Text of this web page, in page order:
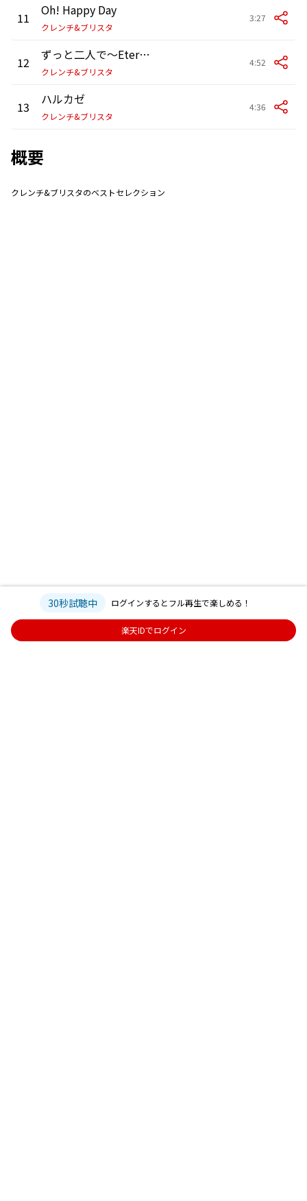
11 Oh! Happy Day
クレンチ&ブリスタ
3:27
12 ずっと二人で～Eternal Love ～feat. Lisa Halim
クレンチ&ブリスタ
4:52
13 ハルカゼ
クレンチ&ブリスタ
4:36
概要
クレンチ&ブリスタのベストセレクション
30秒試聴中 ログインするとフル再生で楽しめる！
楽天IDでログイン